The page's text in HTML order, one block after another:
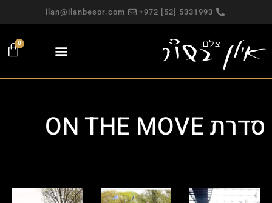
5331993 [52] 972+
ilan@ilanbesor.com
0
סדרת ON THE MOVE